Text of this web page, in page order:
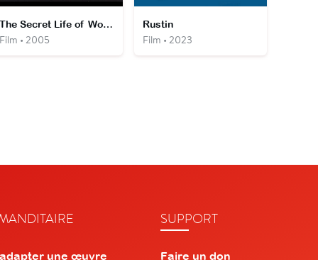
The Secret Life of Words
• 2005
Rustin
Film • 2023
une œuvre
SUPPORT
Faire un don